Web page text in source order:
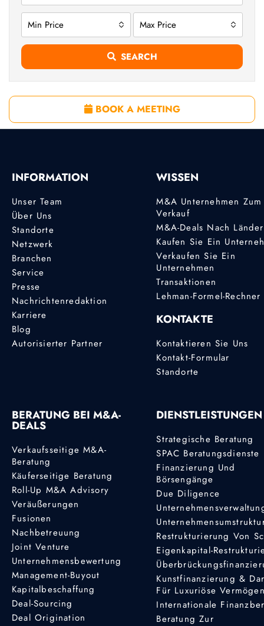
Min Price Max Price
SEARCH
BOOK A MEETING
INFORMATION
Unser Team
Über Uns
Standorte
Netzwerk
Branchen
Service
Presse
Nachrichtenredaktion
Karriere
Blog
Autorisierter Partner
WISSEN
M&A Unternehmen Zum
Verkauf
M&A-Deals Nach
Kaufen Sie Ein
Verkaufen Sie Ein
Unternehmen
Transaktionen
Lehman-Formel-Rechner
KONTAKTE
Kontaktieren Sie Uns
Kontakt-Formular
Standorte
BERATUNG BEI M&A-
DEALS
Verkaufsseitige M&A-
Beratung
Käuferseitige Beratung
Roll-Up M&A Advisory
Veräußerungen
Fusionen
Nachbetreuung
Joint Venture
Unternehmensbewertung
Management-Buyout
Kapitalbeschaffung
Deal-Sourcing
Deal Origination
DIENSTLEISTUNGEN
Strategische Beratung
SPAC Beratungsdienste
Finanzierung Und
Börsengänge
Due Diligence
Restrukturierung Von
Eigenkapital-
Kunstfinanzierung &
Für Luxuriöse
Internationale
Beratung Zur